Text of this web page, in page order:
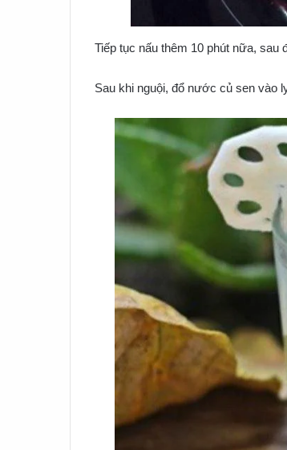
Tiếp tục nấu thêm 10 phút nữa,
Sau khi nguội, đổ nước củ sen vào